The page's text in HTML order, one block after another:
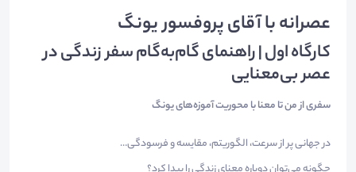
عصرانه با آقای پروفسور یونگ
کارگاه اول | راهنمای گام‌به‌گام سفر زندگی در
عصر بی‌معنایی
سفری از من تا معنا با محوریت آموزه‌های یونگ
در جهانی پر از سرعت، الگوریتم، مقایسه و فرسودگی…